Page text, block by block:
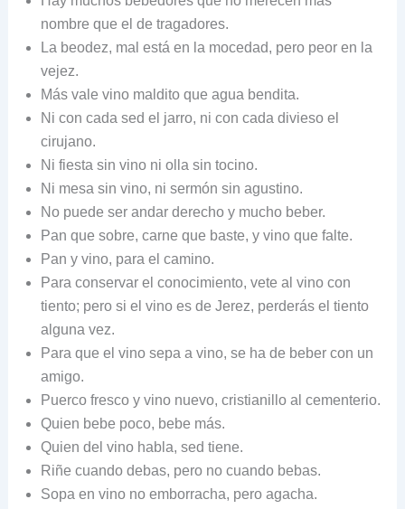
nombre que el de tragadores.
La beodez, mal está en la mocedad, pero peor en la
vejez.
Más vale vino maldito que agua bendita.
Ni con cada sed el jarro, ni con cada divieso el
cirujano.
Ni fiesta sin vino ni olla sin tocino.
Ni mesa sin vino, ni sermón sin agustino.
No puede ser andar derecho y mucho beber.
Pan que sobre, carne que baste, y vino que falte.
Pan y vino, para el camino.
Para conservar el conocimiento, vete al vino con
tiento; pero si el vino es de Jerez, perderás el tiento
alguna vez.
Para que el vino sepa a vino, se ha de beber con un
amigo.
Puerco fresco y vino nuevo, cristianillo al cementerio.
Quien bebe poco, bebe más.
Quien del vino habla, sed tiene.
Riñe cuando debas, pero no cuando bebas.
Sopa en vino no emborracha, pero agacha.